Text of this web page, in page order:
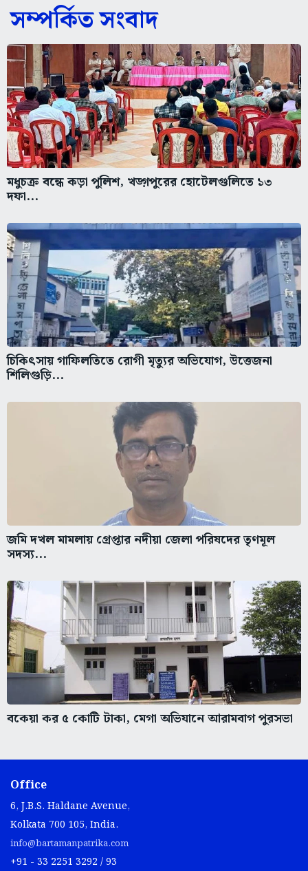
সম্পর্কিত সংবাদ
মধুচক্র বন্ধে কড়া পুলিশ, খড়্গপুরের হোটেলগুলিতে ১৩
দফা...
চিকিৎসায় গাফিলতিতে রোগী মৃত্যুর অভিযোগ, উত্তেজনা
শিলিগুড়ি...
জমি দখল মামলায় গ্রেপ্তার নদীয়া জেলা পরিষদের তৃণমূল
সদস্য...
বকেয়া কর ৫ কোটি টাকা, মেগা অভিযানে আরামবাগ পুরসভা
Office
6, J.B.S. Haldane Avenue,
Kolkata 700 105, India.
info@bartamanpatrika.com
+91 - 33 2251 3292 / 93